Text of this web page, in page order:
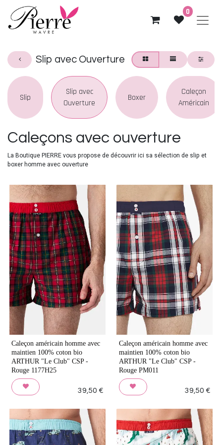
0
Slip avec Ouverture
Slip
Slip avec
Ouverture
Boxer
Caleçon
Américain
Caleçons avec ouverture
La Boutique PIERRE vous propose de découvrir ici sa sélection de slip et
boxer homme avec ouverture
Caleçon américain homme avec
maintien 100% coton bio
ARTHUR "Le Club" CSP -
Rouge 1177H25
39,50 €
Caleçon américain homme avec
maintien 100% coton bio
ARTHUR "Le Club" CSP -
Rouge PM011
39,50 €